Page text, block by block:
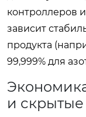
контроллеров
зависит
продукта
99,999% для
и